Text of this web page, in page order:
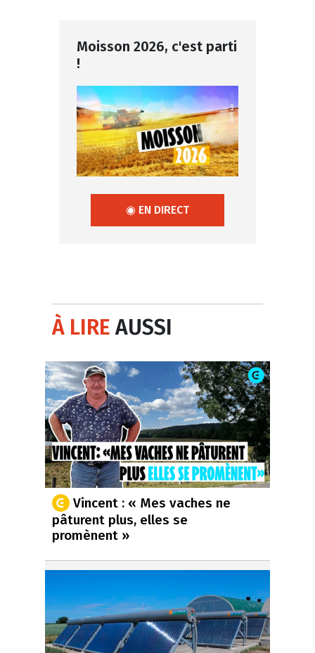
Moisson 2026, c'est parti
!
◉ EN DIRECT
À LIREAUSSI
Vincent : « Mes vaches ne
pâturent plus, elles se
promènent »